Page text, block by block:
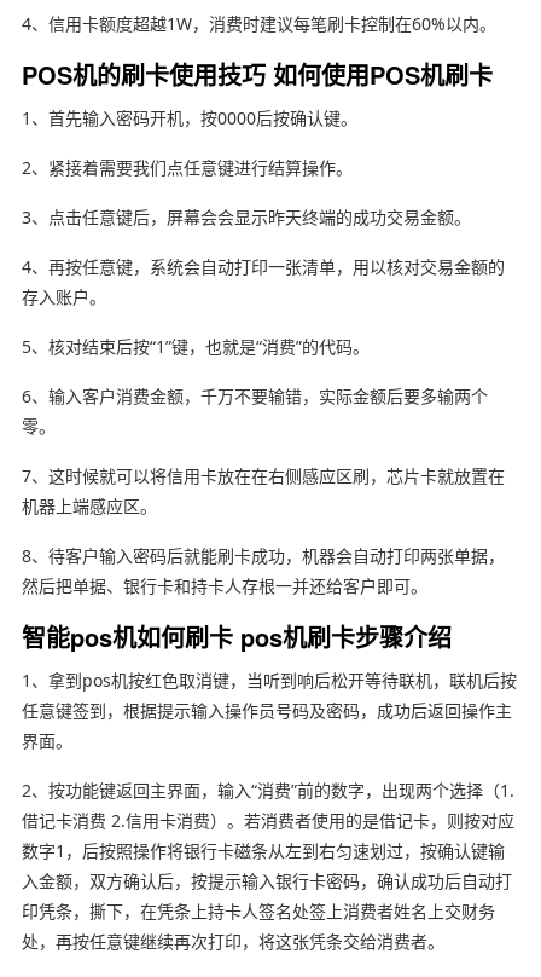
4、信用卡额度超越1W，消费时建议每笔刷卡控制在60%以内。
POS机的刷卡使用技巧 如何使用POS机刷卡
1、首先输入密码开机，按0000后按确认键。
2、紧接着需要我们点任意键进行结算操作。
3、点击任意键后，屏幕会会显示昨天终端的成功交易金额。
4、再按任意键，系统会自动打印一张清单，用以核对交易金额的
存入账户。
5、核对结束后按“1”键，也就是“消费”的代码。
6、输入客户消费金额，千万不要输错，实际金额后要多输两个
零。
7、这时候就可以将信用卡放在在右侧感应区刷，芯片卡就放置在
机器上端感应区。
8、待客户输入密码后就能刷卡成功，机器会自动打印两张单据，
然后把单据、银行卡和持卡人存根一并还给客户即可。
智能pos机如何刷卡 pos机刷卡步骤介绍
1、拿到pos机按红色取消键，当听到响后松开等待联机，联机后按
任意键签到，根据提示输入操作员号码及密码，成功后返回操作主
界面。
2、按功能键返回主界面，输入“消费”前的数字，出现两个选择（1.
借记卡消费 2.信用卡消费）。若消费者使用的是借记卡，则按对应
数字1，后按照操作将银行卡磁条从左到右匀速划过，按确认键输
入金额，双方确认后，按提示输入银行卡密码，确认成功后自动打
印凭条，撕下，在凭条上持卡人签名处签上消费者姓名上交财务
处，再按任意键继续再次打印，将这张凭条交给消费者。